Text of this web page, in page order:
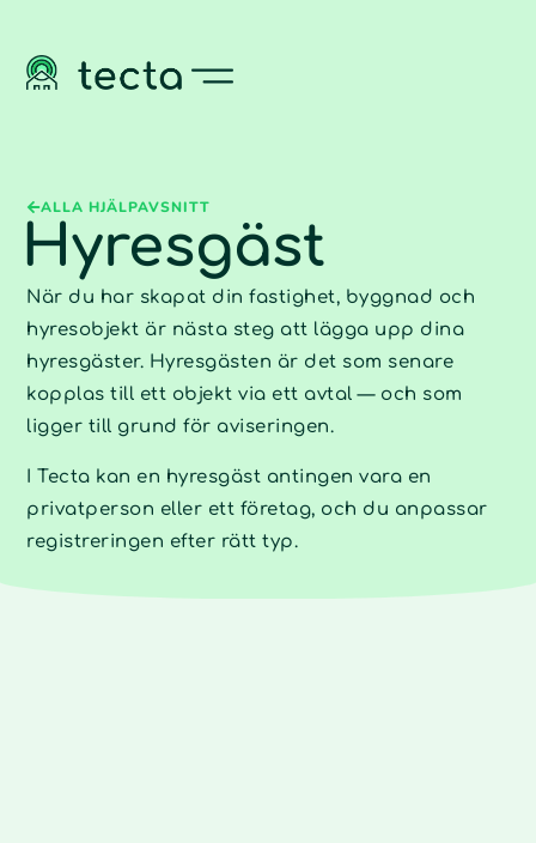
ALLA HJÄLPAVSNITT
Hyresgäst
När du har skapat din fastighet, byggnad och
hyresobjekt är nästa steg att lägga upp dina
hyresgäster. Hyresgästen är det som senare
kopplas till ett objekt via ett avtal — och som
ligger till grund för aviseringen.
I Tecta kan en hyresgäst antingen vara en
privatperson eller ett företag, och du anpassar
registreringen efter rätt typ.